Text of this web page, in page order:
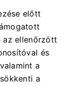
előtt
az ellenőrzött
és
a
a